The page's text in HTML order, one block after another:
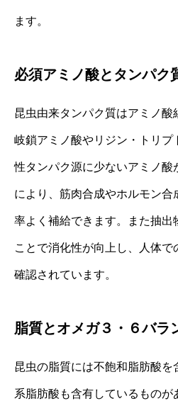
ます。
必須アミノ酸とタンパク
昆虫由来タンパク質はアミノ酸
岐鎖アミノ酸やリジン・トリプ
性タンパク源に少ないアミノ酸
により、筋肉合成やホルモン合
率よく補給できます。また抽出
ことで消化性が向上し、人体
確認されています。
脂質とオメガ３・６バラ
昆虫の脂質には不飽和脂肪酸を
系脂肪酸も含有しているもの